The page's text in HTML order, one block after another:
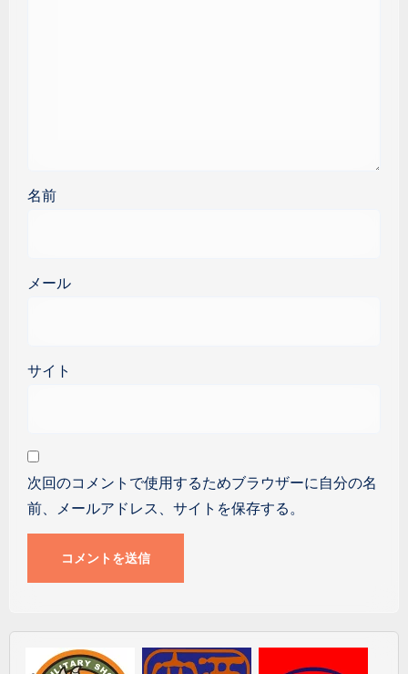
名前
メール
サイト
次回のコメントで使用するためブラウザーに自分の名
前、メールアドレス、サイトを保存する。